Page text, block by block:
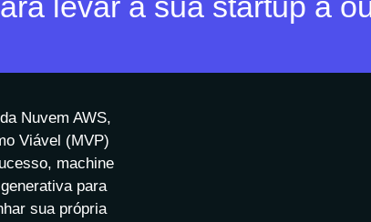
Nuvem AWS,
Viável (MVP)
machine
para
sua própria